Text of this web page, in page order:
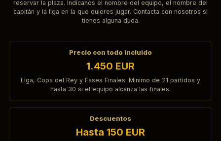
reservar la plaza. Indícanos el nombre del equipo, el nombre del
capitán y la liga en la que quieres jugar. Contacta con nosotros si
tienes alguna duda.
Precio con todo incluido
1.450 EUR
Liga, Copa del Rey y Fases Finales. Minimo de 21 partidos y
hasta 30 si el equipo alcanza las finales.
Descuentos
Hasta 150 EUR